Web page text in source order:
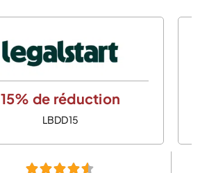
15% de réduction
LBDD15